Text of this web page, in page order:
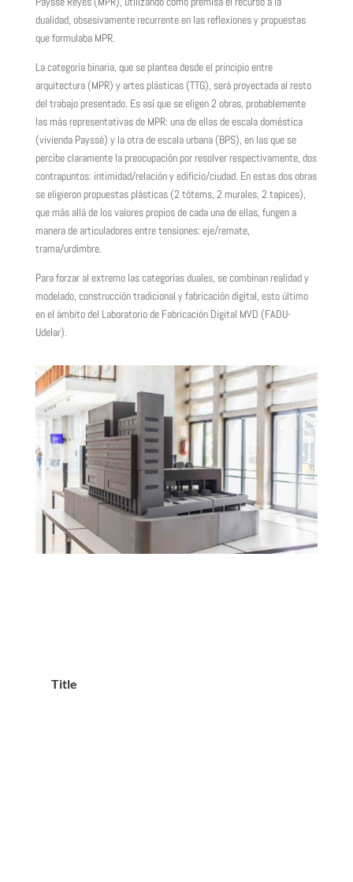
dualidad, obsesivamente recurrente en las reflexiones y propuestas
que formulaba MPR.
La categoría binaria, que se plantea desde el principio entre
arquitectura (MPR) y artes plásticas (TTG), será proyectada al resto
del trabajo presentado. Es así que se eligen 2 obras, probablemente
las más representativas de MPR: una de ellas de escala doméstica
(vivienda Payssé) y la otra de escala urbana (BPS), en las que se
percibe claramente la preocupación por resolver respectivamente, dos
contrapuntos: intimidad/relación y edificio/ciudad. En estas dos obras
se eligieron propuestas plásticas (2 tótems, 2 murales, 2 tapices),
que más allá de los valores propios de cada una de ellas, fungen a
manera de articuladores entre tensiones: eje/remate,
trama/urdimbre.
Para forzar al extremo las categorías duales, se combinan realidad y
modelado, construcción tradicional y fabricación digital, esto último
en el ámbito del Laboratorio de Fabricación Digital MVD (FADU-
Udelar).
Title